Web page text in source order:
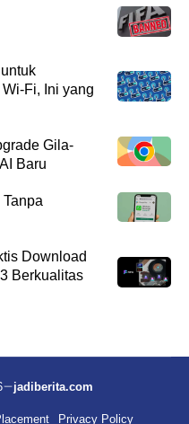
Fi, Ini yang
Gila-
Baru
Download
Berkualitas
jadiberita.com
Privacy Policy